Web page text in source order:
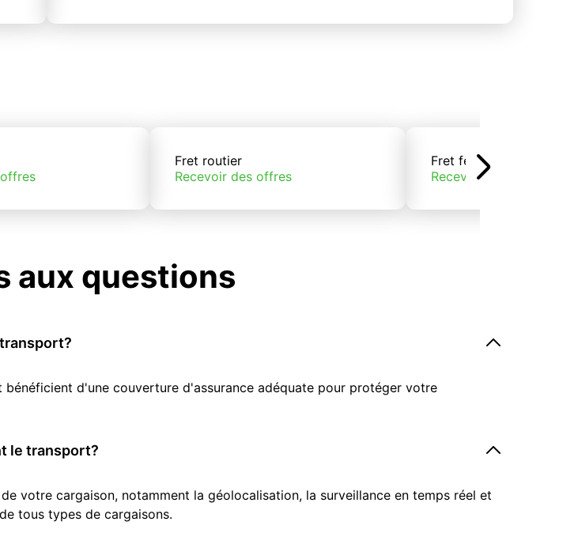
Fret routier
Recevoir des offres
Fret ferroviaire
Recevoir des offres
aux questions
d'une couverture d'assurance adéquate pour protéger votre
le transport?
votre cargaison, notamment la géolocalisation, la surveillance en temps réel et
tous types de cargaisons.